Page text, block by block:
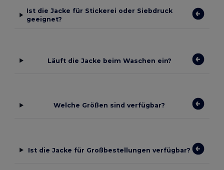
Ist die Jacke für Stickerei oder Siebdruck
geeignet?
Läuft die Jacke beim Waschen ein?
Welche Größen sind verfügbar?
Ist die Jacke für Großbestellungen verfügbar?